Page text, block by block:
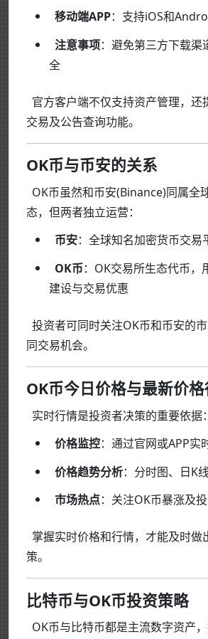
移动端APP：支持iOS和
注意事项：避免第三方下载渠
全
官方客户端不仅支持资产管理，还
交易及公告查询功能。
OK币与币安的关系
OK币虽然和币安(Binance)同属全
态，但两者独立运营：
币安：全球知名加密货币交易
OK币：OK交易所生态代币，
建设与交易优惠
投资者可同时关注OK币和币安的
同交易机会。
OK币今日价格与最新价
实时行情是投资者决策的重要依据：
价格监控：通过官网或APP实
价格趋势分析：分时图、日K
市场热点：关注OK币暴涨及
掌握实时价格和行情，才能及时做
策。
比特币与OK币投资策略
OK币与比特币都是主流数字资产